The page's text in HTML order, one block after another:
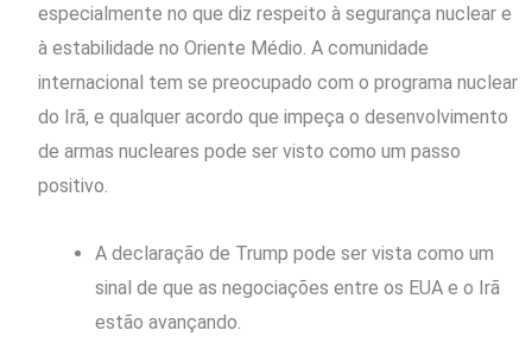
especialmente no que diz respeito à segurança nuclear e
à estabilidade no Oriente Médio. A comunidade
internacional tem se preocupado com o programa nuclear
do Irã, e qualquer acordo que impeça o desenvolvimento
de armas nucleares pode ser visto como um passo
positivo.
A declaração de Trump pode ser vista como um
sinal de que as negociações entre os EUA e o Irã
estão avançando.